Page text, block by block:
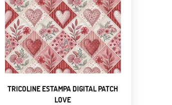
TRICOLINE ESTAMPA DIGITAL PATCH
LOVE